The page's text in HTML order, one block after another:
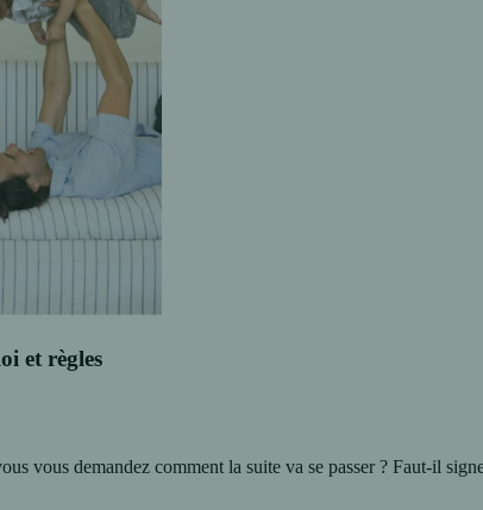
et règles
vous demandez comment la suite va se passer ? Faut-il